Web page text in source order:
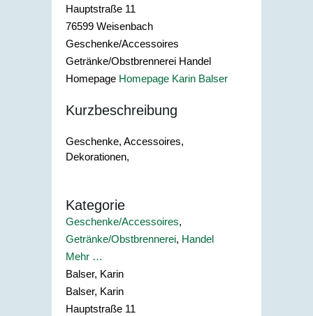
Hauptstraße 11
76599 Weisenbach
Geschenke/Accessoires
Getränke/Obstbrennerei Handel
Homepage Homepage Karin Balser
Kurzbeschreibung
Geschenke, Accessoires,
Dekorationen,
Kategorie
Geschenke/Accessoires,
Getränke/Obstbrennerei, Handel
Mehr …
Balser, Karin
Balser, Karin
Hauptstraße 11